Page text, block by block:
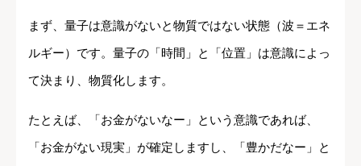
まず、量子は意識がないと物質ではない状態（波＝エネ
ルギー）です。量子の「時間」と「位置」は意識によっ
て決まり、物質化します。
たとえば、「お金がないなー」という意識であれば、
「お金がない現実」が確定しますし、「豊かだなー」と